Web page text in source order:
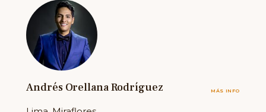
Andrés Orellana Rodríguez MÁS INFO